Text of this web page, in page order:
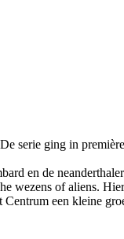
serie ging in
en de
wezens of aliens.
een kleine